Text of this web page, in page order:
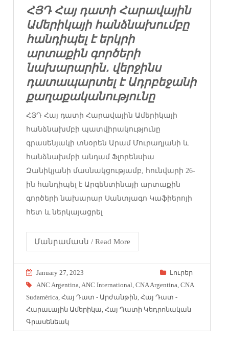
ՀՅԴ Հայ դատի Հարավային
Ամերիկայի հանձնախումբը
հանդիպել է երկրի
արտաքին գործերի
նախարարին․ վերջինս
դատապարտել է Ադրբեջանի
քաղաքականությունը
ՀՅԴ Հայ դատի Հարավային Ամերիկայի
հանձնախմբի պատվիրակությունը
գրասենյակի տնօրեն Արամ Մուրադյանի և
հանձնախմբի անդամ Ֆլորենսիա
Զանիկյանի մասնակցությամբ, հունվարի 26-
ին հանդիպել է Արգենտինայի արտաքին
գործերի նախարար Սանտյագո Կաֆիերոյի
հետ և ներկայացրել
Մանրամասն / Read More
January 27, 2023
Լուրեր
ANC Argentina,ANC International,CNA Argentina,CNA
Sudamérica,Հայ Դատ - Արժանթին,Հայ Դատ -
Հարաւային Ամերիկա,Հայ Դատի Կեդրոնական
Գրասենեակ